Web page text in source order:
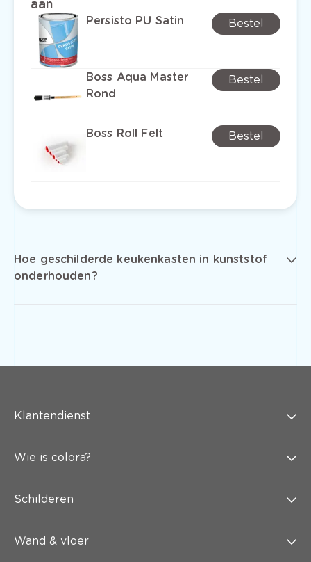
aan
Persisto PU Satin Bestel
Boss Aqua Master
Rond
Bestel
Boss Roll Felt Bestel
Hoe geschilderde keukenkasten in kunststof
onderhouden?
Klantendienst
Wie is colora?
Schilderen
Wand & vloer